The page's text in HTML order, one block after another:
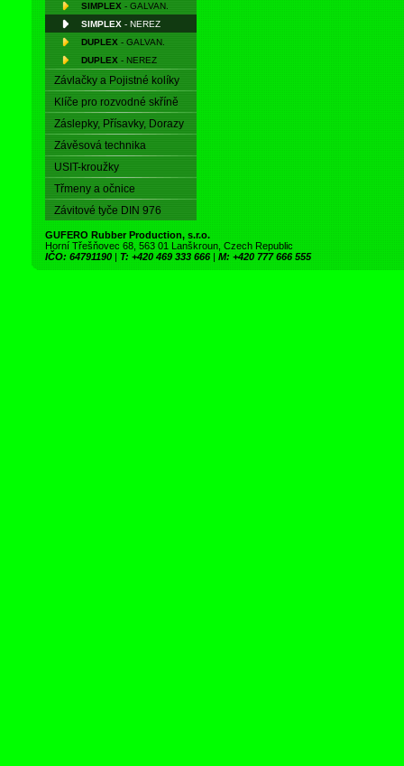
SIMPLEX - GALVAN.
SIMPLEX - NEREZ
DUPLEX - GALVAN.
DUPLEX - NEREZ
Závlačky a Pojistné kolíky
Klíče pro rozvodné skříně
Záslepky, Přísavky, Dorazy
Závěsová technika
USIT-kroužky
Třmeny a očnice
Závitové tyče DIN 976
GUFERO Rubber Production, s.r.o.
Horní Třešňovec 68, 563 01 Lanškroun, Czech Republic
IČO: 64791190 | T: +420 469 333 666 | M: +420 777 666 555